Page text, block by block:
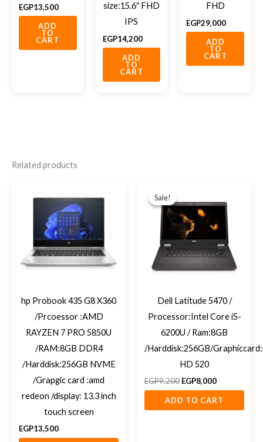
EGP13,500
ADD
TO
CART
size:15.6″ FHD
IPS
EGP14,200
ADD
TO
CART
FHD
EGP29,000
ADD
TO
CART
Related products
hp Probook 435 G8 X360
/Prcoessor :AMD
RAYZEN 7 PRO 5850U
/RAM:8GB DDR4
/Harddisk:256GB NVME
/Grapgic card :amd
redeon /display: 13.3 inch
touch screen
EGP13,500
Sale!
Sale!
Dell Latitude 5470 /
Processor:Intel Core i5-
6200U / Ram:8GB
/Harddisk:256GB/
HD 520
EGP9,200
was:
EGP9,200.
EGP8,000
is:
EGP8,000.
ADD TO CART